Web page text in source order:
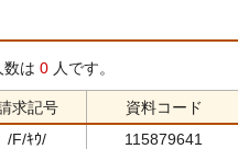
数は 0 人です。
求記号
資料コード
/F/ｷｳ/
115879641